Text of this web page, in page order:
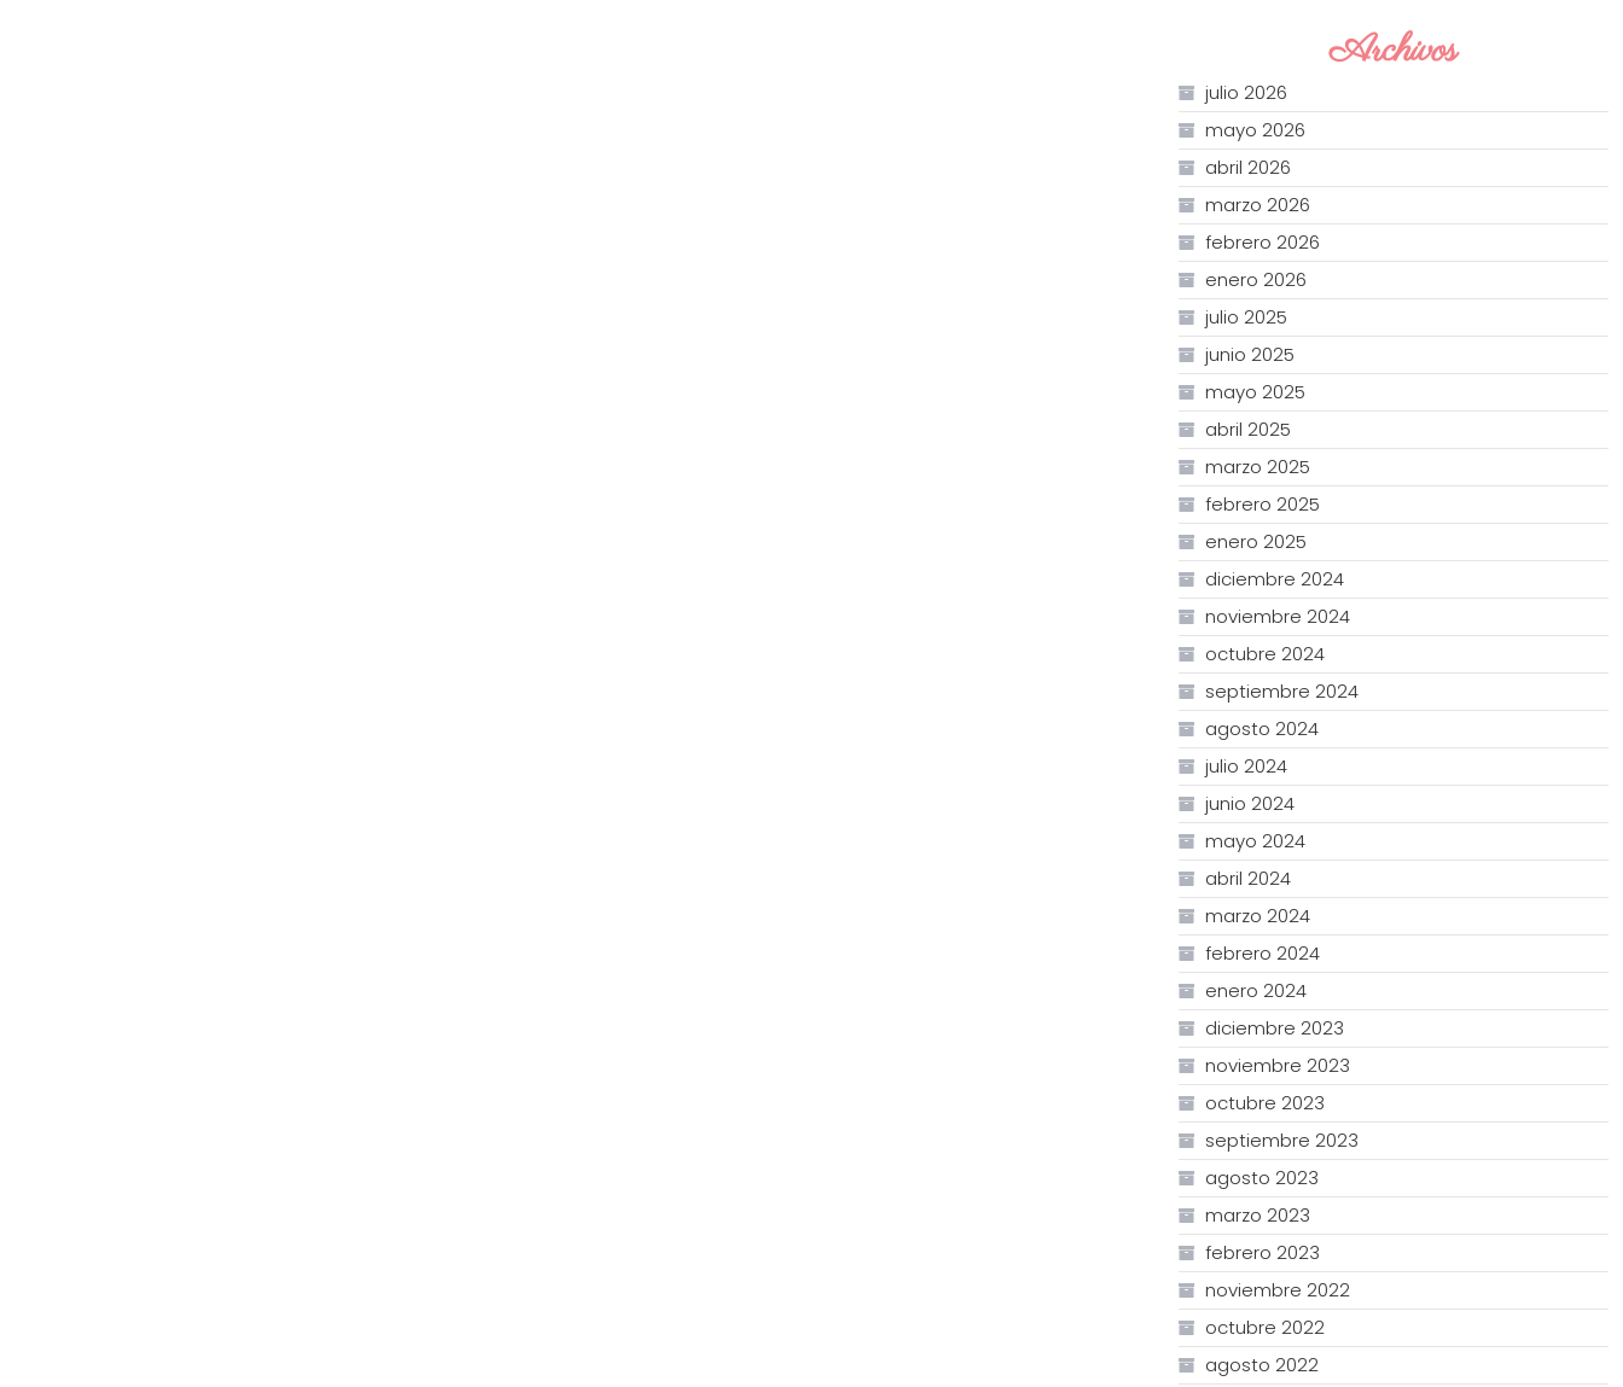
Archivos
julio 2026
mayo 2026
abril 2026
marzo 2026
febrero 2026
enero 2026
julio 2025
junio 2025
mayo 2025
abril 2025
marzo 2025
febrero 2025
enero 2025
diciembre 2024
noviembre 2024
octubre 2024
septiembre 2024
agosto 2024
julio 2024
junio 2024
mayo 2024
abril 2024
marzo 2024
febrero 2024
enero 2024
diciembre 2023
noviembre 2023
octubre 2023
septiembre 2023
agosto 2023
marzo 2023
febrero 2023
noviembre 2022
octubre 2022
agosto 2022